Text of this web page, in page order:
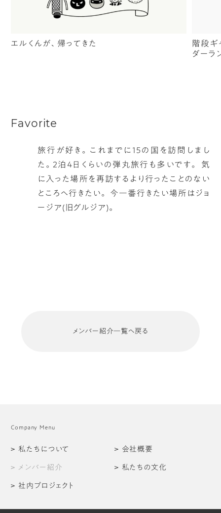
エルくんが、帰ってきた
階段ギ
ダーラ
Favorite
旅行が好き。これまでに15の国を訪問しまし
た。2泊4日くらいの弾丸旅行も多いです。 気
に入った場所を再訪するより行ったことのない
ところへ行きたい。 今一番行きたい場所はジョ
ージア(旧グルジア)。
メンバー紹介一覧へ戻る
Company Menu
私たちについて 会社概要
メンバー紹介 私たちの文化
社内プロジェクト